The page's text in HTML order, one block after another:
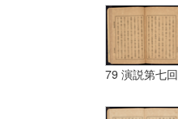
79 演説第七回